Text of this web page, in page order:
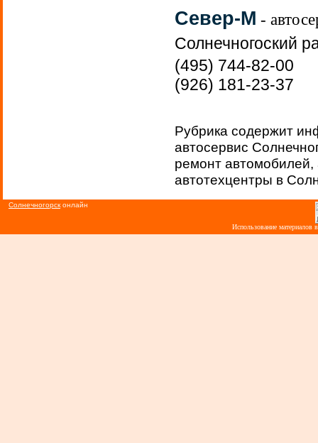
Север-М -
Солнечногоский
(495) 744-82-00
(926) 181-23-37
Рубрика содержит
автосервис
ремонт автомобилей,
автотехцентры в
Солнечногорск онлайн
Использование материалов